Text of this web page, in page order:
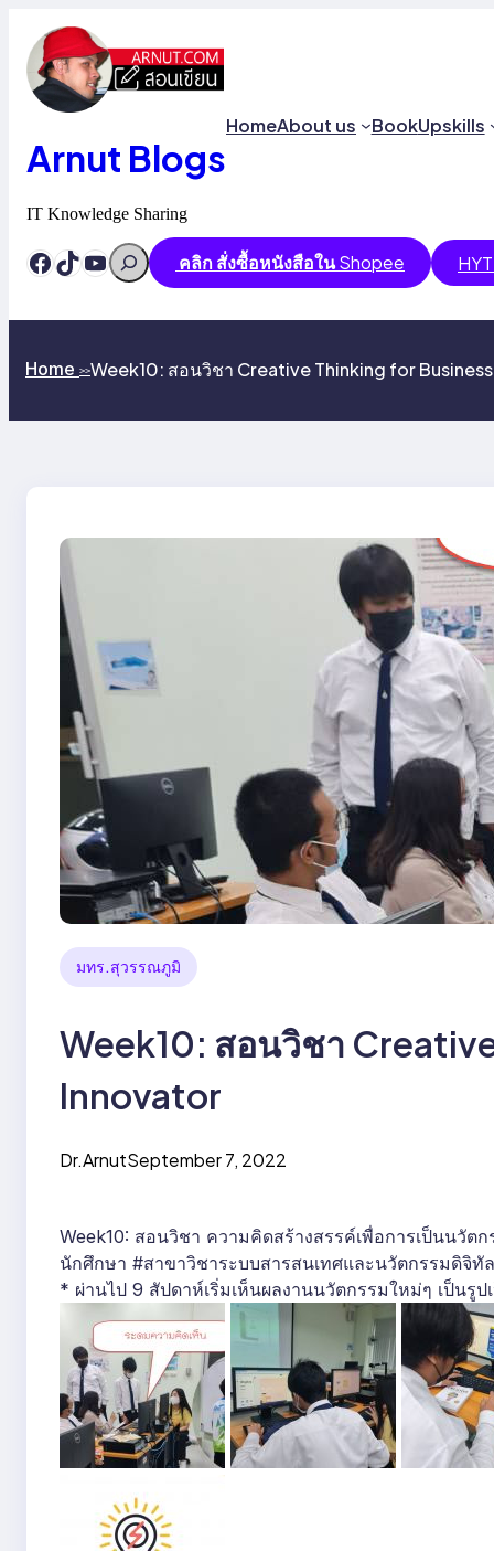
content
Arnut Blogs
IT Knowledge Sharing
HomeAbout us BookUpskills
Facebook
TikTok
YouTube
Search คลิก สั่งซื้อหนังสือในShopee
Home >>Week10: สอนวิชา Creative Thinking for
มทร.สุวรรณภูมิ
Week10: สอนวิชา
Innovator
Dr.ArnutSeptember 7, 2022
Week10: สอนวิชา ความคิดสร้างสรรค์เพื่อการเป็นนวั
นักศึกษา #สาขาวิชาระบบสารสนเทศและนวัตกรรมดิจิ
* ผ่านไป 9 สัปดาห์เริ่มเห็นผลงานนวัตกรรมใหม่ๆ เป็นรูป